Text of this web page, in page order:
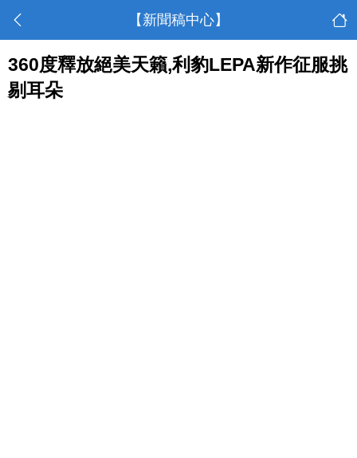
【新聞稿中心】
360度釋放絕美天籟,利豹LEPA新作征服挑
剔耳朵